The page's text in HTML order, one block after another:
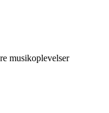
musikoplevelser